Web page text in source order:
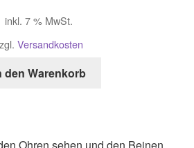
inkl. 7 % MwSt.
Versandkosten
den Warenkorb
Ohren sehen und den Beinen